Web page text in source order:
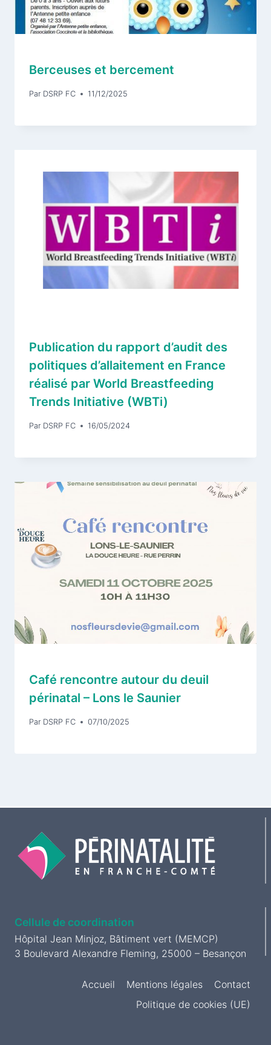
Berceuses et bercement
Par DSRP FC 11/12/2025
Publication du rapport d’audit des
politiques d’allaitement en France
réalisé par World Breastfeeding
Trends Initiative (WBTi)
Par DSRP FC 16/05/2024
Café rencontre autour du deuil
périnatal – Lons le Saunier
Par DSRP FC 07/10/2025
Cellule de coordination
Hôpital Jean Minjoz, Bâtiment vert (MEMCP)
3 Boulevard Alexandre Fleming, 25000 – Besançon
Accueil Mentions légales
Contact
Politique de cookies (UE)